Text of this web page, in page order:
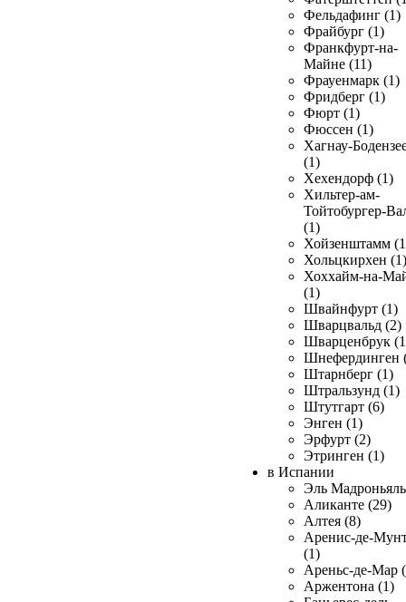
Фельдафинг (1)
Фрайбург (1)
Франкфурт-на-
Майне (11)
Фрауенмарк (1)
Фридберг (1)
Фюрт (1)
Фюссен (1)
Хагнау-
(1)
Хехендорф (1)
Хильтер-ам-
Тойтобургер-
(1)
Хойзенштамм
Хольцкирхен (1)
Хоххайм-на-
(1)
Швайнфурт (1)
Шварцвальд (2)
Шварценбрук
Шнефердинген
Штарнберг (1)
Штральзунд (1)
Штутгарт (6)
Энген (1)
Эрфурт (2)
Этринген (1)
в Испании
Эль
Аликанте (29)
Алтея (8)
Аренис-де-
(1)
Ареньс-де-Мар
Аржентона (1)